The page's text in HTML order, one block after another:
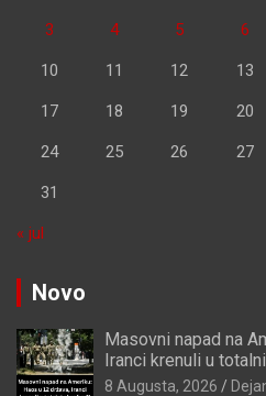
3 4 5 6
10 11 12 13
17 18 19 20
24 25 26 27
31
« jul
Novo
Masovni napad na
Iranci krenuli u
8 Augusta, 2026